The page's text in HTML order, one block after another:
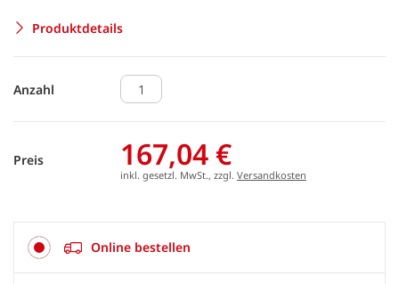
Produktdetails
Anzahl
Preis 167,04 €
inkl. gesetzl. MwSt., zzgl. Versandkosten
Online bestellen